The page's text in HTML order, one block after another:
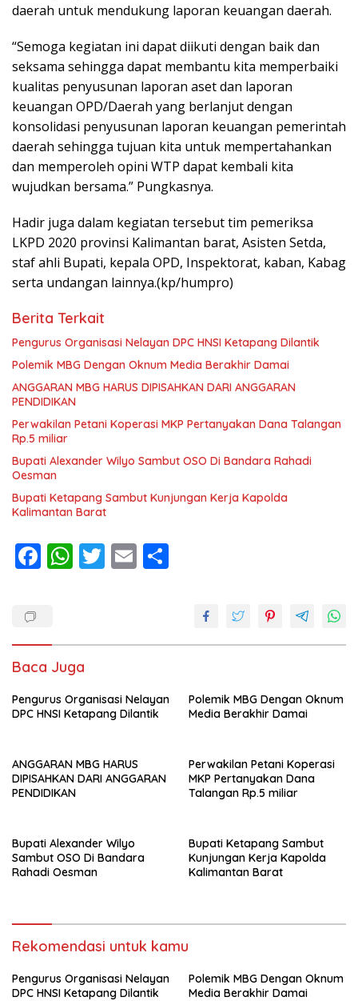
daerah untuk mendukung laporan keuangan daerah.
“Semoga kegiatan ini dapat diikuti dengan baik dan
seksama sehingga dapat membantu kita memperbaiki
kualitas penyusunan laporan aset dan laporan
keuangan OPD/Daerah yang berlanjut dengan
konsolidasi penyusunan laporan keuangan pemerintah
daerah sehingga tujuan kita untuk mempertahankan
dan memperoleh opini WTP dapat kembali kita
wujudkan bersama.” Pungkasnya.
Hadir juga dalam kegiatan tersebut tim pemeriksa
LKPD 2020 provinsi Kalimantan barat, Asisten Setda,
staf ahli Bupati, kepala OPD, Inspektorat, kaban, Kabag
serta undangan lainnya.(kp/humpro)
Berita Terkait
Pengurus Organisasi Nelayan DPC HNSI Ketapang Dilantik
Polemik MBG Dengan Oknum Media Berakhir Damai
ANGGARAN MBG HARUS DIPISAHKAN DARI ANGGARAN
PENDIDIKAN
Perwakilan Petani Koperasi MKP Pertanyakan Dana Talangan
Rp.5 miliar
Bupati Alexander Wilyo Sambut OSO Di Bandara Rahadi
Oesman
Bupati Ketapang Sambut Kunjungan Kerja Kapolda
Kalimantan Barat
F
o
o
k
W
A
p
p
T E
Baca Juga
Pengurus Organisasi Nelayan
DPC HNSI Ketapang Dilantik
Polemik MBG Dengan Oknum
Media Berakhir Damai
ANGGARAN MBG HARUS
DIPISAHKAN DARI ANGGARAN
PENDIDIKAN
Perwakilan Petani Koperasi
MKP Pertanyakan Dana
Talangan Rp.5 miliar
Bupati Alexander Wilyo
Sambut OSO Di Bandara
Rahadi Oesman
Bupati Ketapang Sambut
Kunjungan Kerja Kapolda
Kalimantan Barat
Rekomendasi untuk kamu
Pengurus Organisasi Nelayan
DPC HNSI Ketapang Dilantik
Polemik MBG Dengan Oknum
Media Berakhir Damai